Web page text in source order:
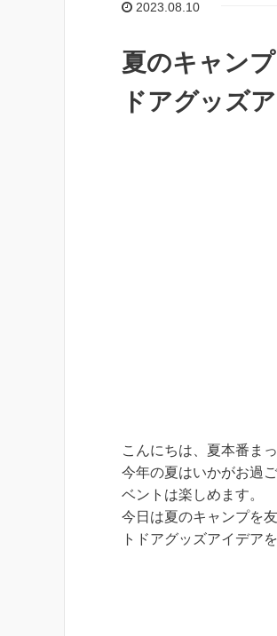
2023.08.10
夏のキャン
ドアグッズ
こんにちは、夏本番まっ
今年の夏はいかがお過
ベントは楽しめます。
今日は夏のキャンプを
トドアグッズアイデア